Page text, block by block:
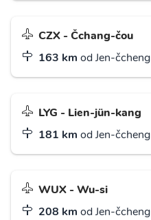
CZX - Čchang-čou
163 km od Jen-čcheng
LYG - Lien-jün-kang
181 km od Jen-čcheng
WUX - Wu-si
208 km od Jen-čcheng